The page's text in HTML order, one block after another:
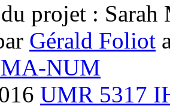
projet : Sarah
Gérald Foliot
NUM
UMR 5317